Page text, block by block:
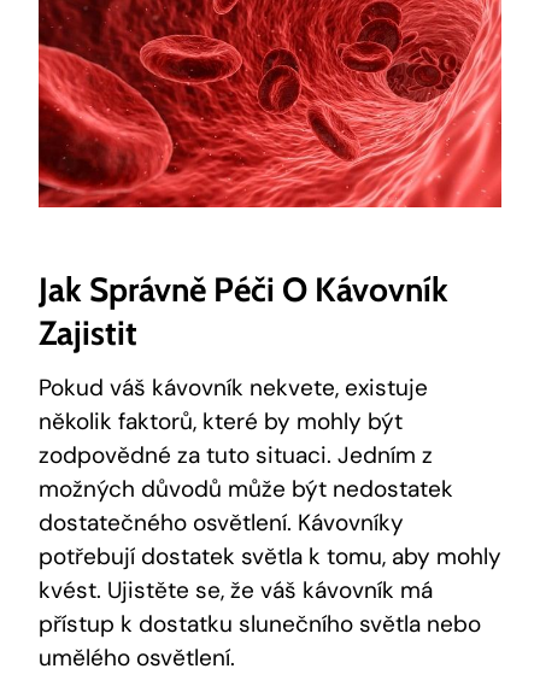
Jak Správně Péči O Kávovník
Zajistit
Pokud váš kávovník nekvete, existuje
několik faktorů, které by mohly být
zodpovědné za tuto situaci. Jedním z
možných důvodů může být nedostatek
dostatečného osvětlení. Kávovníky
potřebují dostatek světla k tomu, aby mohly
kvést. Ujistěte se, že váš kávovník má
přístup k dostatku slunečního světla nebo
umělého osvětlení.